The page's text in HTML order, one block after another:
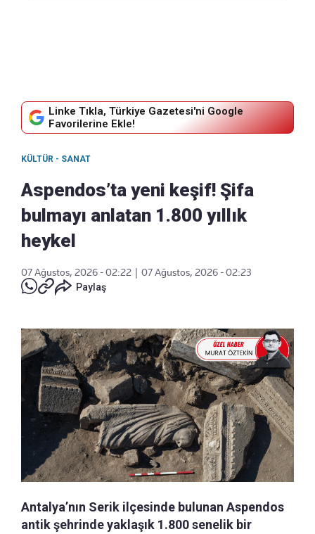
Linke Tıkla, Türkiye Gazetesi'ni Google
Favorilerine Ekle!
KÜLTÜR - SANAT
Aspendos’ta yeni keşif! Şifa
bulmayı anlatan 1.800 yıllık
heykel
07 Ağustos, 2026 - 02:22
07 Ağustos, 2026 - 02:23
Paylaş
Antalya’nın Serik ilçesinde bulunan Aspendos
antik şehrinde yaklaşık 1.800 senelik bir